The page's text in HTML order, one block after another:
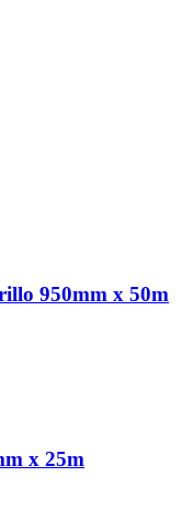
950mm x 50m
x 25m